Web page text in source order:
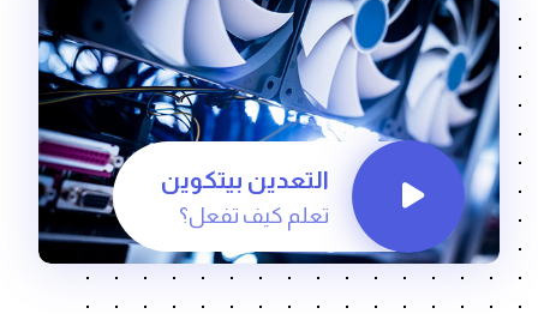
التعدين بيتكوين
تعلم كيف تفعل؟